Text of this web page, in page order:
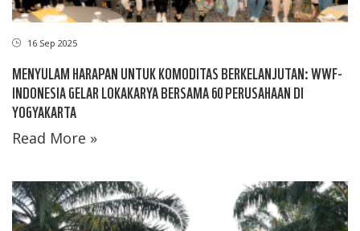
16 Sep 2025
MENYULAM HARAPAN UNTUK KOMODITAS BERKELANJUTAN: WWF-
INDONESIA GELAR LOKAKARYA BERSAMA 60 PERUSAHAAN DI
YOGYAKARTA
Read More »